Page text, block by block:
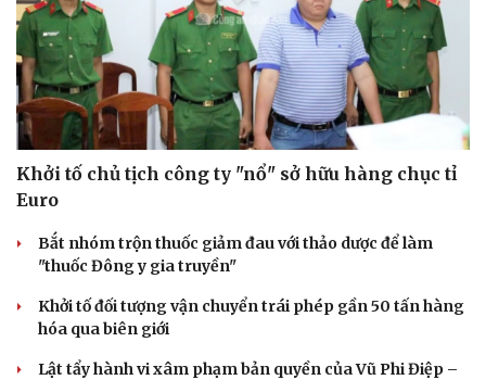
Văn hóa
Sân khấu - Điện ảnh
Văn học
Âm nhạc
Di sản
Giải trí
Nghệ sĩ
Thời trang
Sao Việt
Khởi tố chủ tịch công ty "nổ" sở hữu hàng chục tỉ
Euro
Bắt nhóm trộn thuốc giảm đau với thảo dược để làm
"thuốc Đông y gia truyền"
Khởi tố đối tượng vận chuyển trái phép gần 50 tấn hàng
hóa qua biên giới
Lật tẩy hành vi xâm phạm bản quyền của Vũ Phi Điệp –